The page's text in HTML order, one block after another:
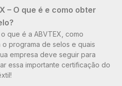
– O que é e como obter
que é a ABVTEX, como
o programa de selos e quais
empresa deve seguir para
essa importante certificação do